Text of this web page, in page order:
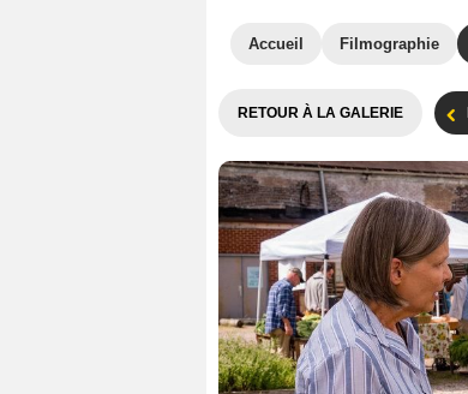
Accueil Filmographie
RETOUR À LA GALERIE